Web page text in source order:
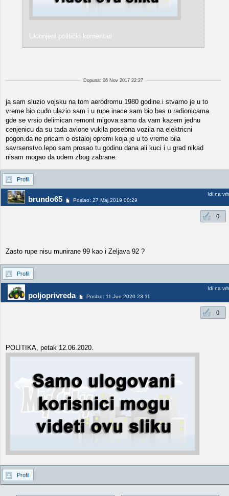
Uklonjeni politički komentari
Dopuna: 06 Nov 2017 22:27
ja sam sluzio vojsku na tom aerodromu 1980 godine.i stvarno je u to
vreme bio cudo ulazio sam i u rupe inace sam bio bas u radionicama
gde se vrsio delimican remont migova.samo da vam kazem jednu
cenjenicu da su tada avione vuklla posebna vozila na elektricni
pogon.da ne pricam o ostaloj opremi koja je u to vreme bila
savrsenstvo.lepo sam prosao tu godinu dana ali kuci i u grad nikad
nisam mogao da odem zbog zabrane.
Profil
brundo65 Poslao: 27 Maj 2019 00:29
Idi na vrh
0
Zasto rupe nisu munirane 99 kao i Zeljava 92 ?
Profil
poljoprivreda Poslao: 11 Jun 2020 23:11
Idi na vrh
0
POLITIKA, petak 12.06.2020.
Profil